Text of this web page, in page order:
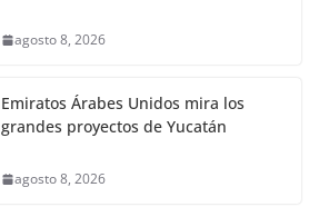
agosto 8, 2026
Emiratos Árabes Unidos mira los
grandes proyectos de Yucatán
agosto 8, 2026